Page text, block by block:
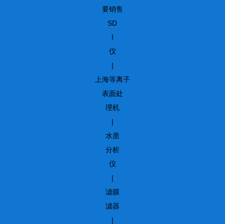
要销售
SD
I
仪
|
上海等离子
表面处
理机
|
水质
分析
仪
|
滤膜
滤器
|